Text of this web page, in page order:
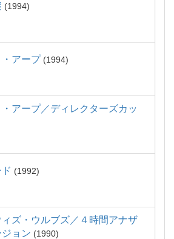
1994
アープ 1994
アープ／ディレクターズカッ
1992
ィズ・ウルブズ／４時間アナザ
ョン
1990